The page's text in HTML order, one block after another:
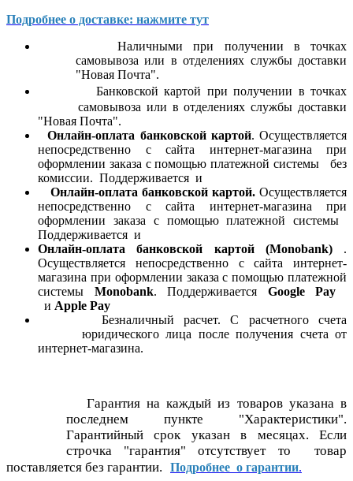
Подробнее о доставке: нажмите тут
Наличными при получении в точках
самовывоза или в отделениях службы доставки
"Новая Почта".
Банковской картой при получении в точках
самовывоза или в отделениях службы доставки
"Новая Почта".
Онлайн-оплата банковской картой. Осуществляется
непосредственно с сайта интернет-магазина при
оформлении заказа с помощью платежной системы
без
комиссии. Поддерживается и
Онлайн-оплата банковской картой.Осуществляется
непосредственно с сайта интернет-магазина при
оформлении заказа с помощью платежной системы
Поддерживается и
Онлайн-оплата банковской картой
(Monobank).
Осуществляется непосредственно с сайта интернет-
магазина при оформлении заказа с помощью платежной
системы Monobank. Поддерживается Google Pay
и Apple Pay
Безналичный расчет. С расчетного счета
юридического лица после получения счета от
интернет-магазина.
Гарантия на каждый из товаров указана в
последнем пункте "Характеристики".
Гарантийный срок указан в месяцах. Если
строчка "гарантия" отсутствует то товар
поставляется без гарантии.
Подробнее о гарантии.